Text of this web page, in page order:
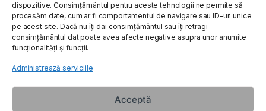
dispozitive. Consimțământul pentru aceste tehnologii ne permite să
procesăm date, cum ar fi comportamentul de navigare sau ID-uri unice
pe acest site. Dacă nu îți dai consimțământul sau îți retragi
consimțământul dat poate avea afecte negative asupra unor anumite
funcționalități și funcții.
Administrează serviciile
Acceptă
About Us